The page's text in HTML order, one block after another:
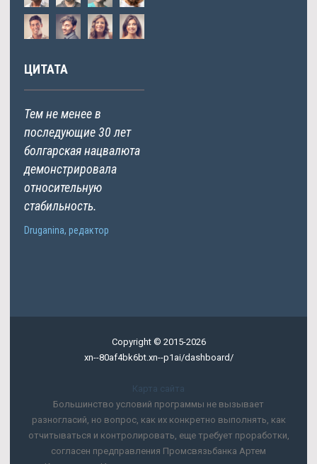
ЦИТАТА
Тем не менее в
последующие 30 лет
болгарская нацвалюта
демонстрировала
относительную
стабильность.
Druganina, редактор
Copyright © 2015-2026
xn--80af4bk6bt.xn--p1ai/dashboard/
Карта сайта
Большинство условий программы не вызывает
разногласий, но вопрос, как их конкретно выполнять, как
отчитываться и контролировать, еще требует проработки,
согласен предправления Промсвязьбанка Артем